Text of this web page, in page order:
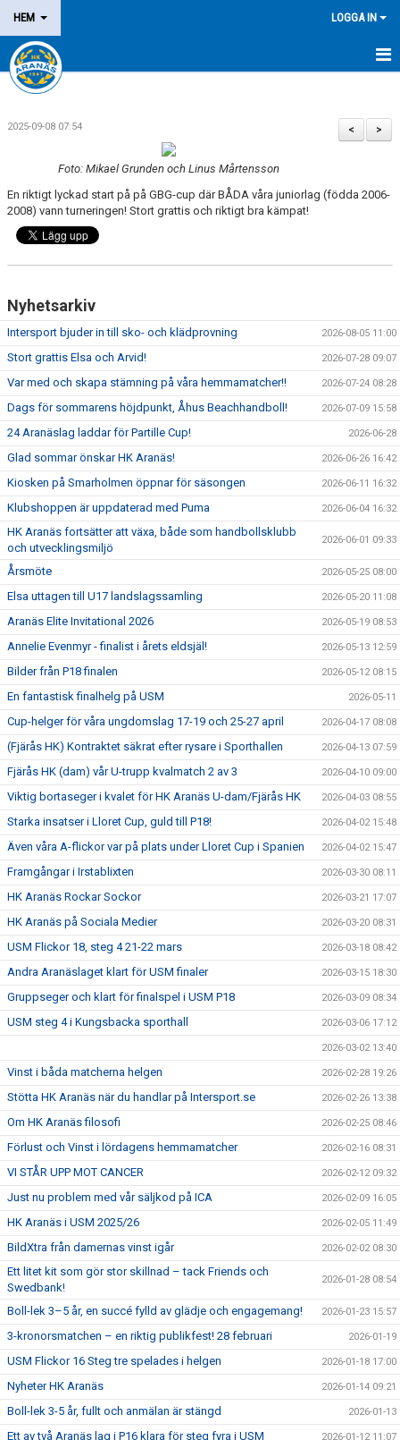
HEM LOGGA IN
NYHETER
OM KLUBBEN
LEDARE
MATCHER
LOTTERIER
>
<
2025-09-08 07:54
Foto: Mikael Grunden och Linus Mårtensson
En riktigt lyckad start på på GBG-cup där BÅDA våra juniorlag (födda 2006-
2008) vann turneringen! Stort grattis och riktigt bra kämpat!
Nyhetsarkiv
Intersport bjuder in till sko- och klädprovning 2026-08-05 11:00
Stort grattis Elsa och Arvid! 2026-07-28 09:07
Var med och skapa stämning på våra hemmamatcher!! 2026-07-24 08:28
Dags för sommarens höjdpunkt, Åhus Beachhandboll! 2026-07-09 15:58
24 Aranäslag laddar för Partille Cup! 2026-06-28
Glad sommar önskar HK Aranäs! 2026-06-26 16:42
Kiosken på Smarholmen öppnar för säsongen 2026-06-11 16:32
Klubshoppen är uppdaterad med Puma 2026-06-04 16:32
HK Aranäs fortsätter att växa, både som handbollsklubb
och utvecklingsmiljö
2026-06-01 09:33
Årsmöte 2026-05-25 08:00
Elsa uttagen till U17 landslagssamling 2026-05-20 11:08
Aranäs Elite Invitational 2026 2026-05-19 08:53
Annelie Evenmyr - finalist i årets eldsjäl! 2026-05-13 12:59
Bilder från P18 finalen 2026-05-12 08:15
En fantastisk finalhelg på USM 2026-05-11
Cup-helger för våra ungdomslag 17-19 och 25-27 april 2026-04-17 08:08
(Fjärås HK) Kontraktet säkrat efter rysare i Sporthallen 2026-04-13 07:59
Fjärås HK (dam) vår U-trupp kvalmatch 2 av 3 2026-04-10 09:00
Viktig bortaseger i kvalet för HK Aranäs U-dam/Fjärås HK 2026-04-03 08:55
Starka insatser i Lloret Cup, guld till P18! 2026-04-02 15:48
Även våra A-flickor var på plats under Lloret Cup i Spanien 2026-04-02 15:47
Framgångar i Irstablixten 2026-03-30 08:11
HK Aranäs Rockar Sockor 2026-03-21 17:07
HK Aranäs på Sociala Medier 2026-03-20 08:31
USM Flickor 18, steg 4 21-22 mars 2026-03-18 08:42
Andra Aranäslaget klart för USM finaler 2026-03-15 18:30
Gruppseger och klart för finalspel i USM P18 2026-03-09 08:34
USM steg 4 i Kungsbacka sporthall 2026-03-06 17:12
2026-03-02 13:40
Vinst i båda matcherna helgen 2026-02-28 19:26
Stötta HK Aranäs när du handlar på Intersport.se 2026-02-26 13:38
Om HK Aranäs filosofi 2026-02-25 08:46
Förlust och Vinst i lördagens hemmamatcher 2026-02-16 08:31
VI STÅR UPP MOT CANCER 2026-02-12 09:32
Just nu problem med vår säljkod på ICA 2026-02-09 16:05
HK Aranäs i USM 2025/26 2026-02-05 11:49
BildXtra från damernas vinst igår 2026-02-02 08:30
Ett litet kit som gör stor skillnad – tack Friends och
Swedbank!
2026-01-28 08:54
Boll-lek 3–5 år, en succé fylld av glädje och engagemang! 2026-01-23 15:57
3-kronorsmatchen – en riktig publikfest! 28 februari 2026-01-19
USM Flickor 16 Steg tre spelades i helgen 2026-01-18 17:00
Nyheter HK Aranäs 2026-01-14 09:21
Boll-lek 3-5 år, fullt och anmälan är stängd 2026-01-13
Ett av två Aranäs lag i P16 klara för steg fyra i USM 2026-01-12 11:07